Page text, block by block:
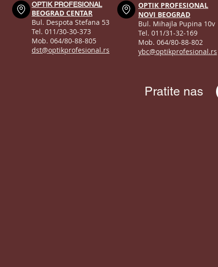
OPTIK PROFESIONAL
BEOGRAD CENTAR
Bul. Despota Stefana 53
Tel. 011/30-30-373
Mob. 064/80-88-805
dst@optikprofesional.rs
OPTIK PROFESIONAL
NOVI BEOGRAD
Bul. Mihajla Pupina 10v
Tel. 011/31-32-169
Mob. 064/80-88-802
ybc@optikprofesional.rs
Pratite nas